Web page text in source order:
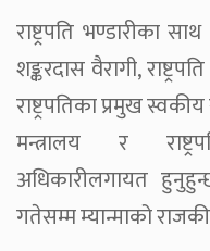
राष्ट्रपति भण्डारीका साथ
शङ्करदास वैरागी,
राष्ट्रपतिका प्रमुख
मन्त्रालय र
अधिकारीलगायत
गतेसम्म म्यान्माको